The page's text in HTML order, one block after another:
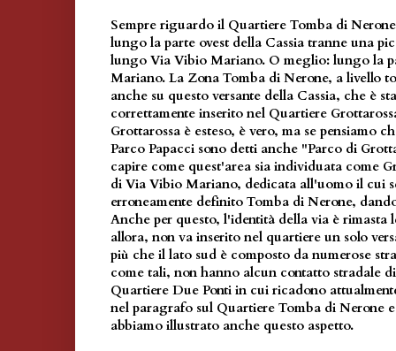
Sempre riguardo il Quartiere Tomba di
lungo la parte ovest della Cassia tranne una
lungo Via Vibio Mariano. O meglio: lungo la
Mariano. La Zona Tomba di Nerone, a livello
anche su questo versante della Cassia, che è
correttamente inserito nel Quartiere
Grottarossa è esteso, è vero, ma se pensiamo
Parco Papacci sono detti anche "Parco di
capire come quest'area sia individuata come
di Via Vibio Mariano, dedicata all'uomo il cui
erroneamente definito Tomba di Nerone,
Anche per questo, l'identità della via è rimasta
allora, non va inserito nel quartiere un solo
più che il lato sud è composto da numerose
come tali, non hanno alcun contatto stradale
Quartiere Due Ponti in cui ricadono
nel paragrafo sul Quartiere Tomba di Nerone
abbiamo illustrato anche questo aspetto.